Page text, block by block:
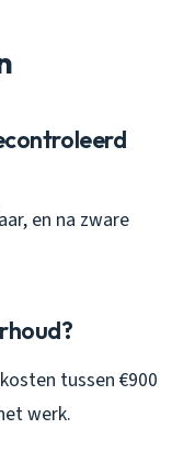
en na zware
tussen €900
werk.